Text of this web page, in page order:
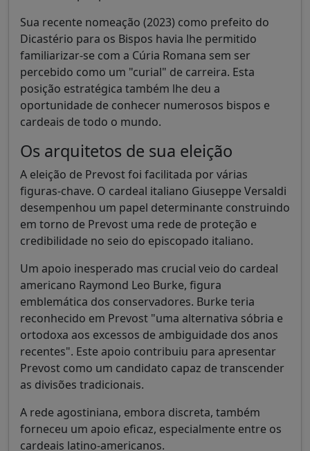
Sua recente nomeação (2023) como prefeito do
Dicastério para os Bispos havia lhe permitido
familiarizar-se com a Cúria Romana sem ser
percebido como um "curial" de carreira. Esta
posição estratégica também lhe deu a
oportunidade de conhecer numerosos bispos e
cardeais de todo o mundo.
Os arquitetos de sua eleição
A eleição de Prevost foi facilitada por várias
figuras-chave. O cardeal italiano Giuseppe Versaldi
desempenhou um papel determinante construindo
em torno de Prevost uma rede de proteção e
credibilidade no seio do episcopado italiano.
Um apoio inesperado mas crucial veio do cardeal
americano Raymond Leo Burke, figura
emblemática dos conservadores. Burke teria
reconhecido em Prevost "uma alternativa sóbria e
ortodoxa aos excessos de ambiguidade dos anos
recentes". Este apoio contribuiu para apresentar
Prevost como um candidato capaz de transcender
as divisões tradicionais.
A rede agostiniana, embora discreta, também
forneceu um apoio eficaz, especialmente entre os
cardeais latino-americanos.